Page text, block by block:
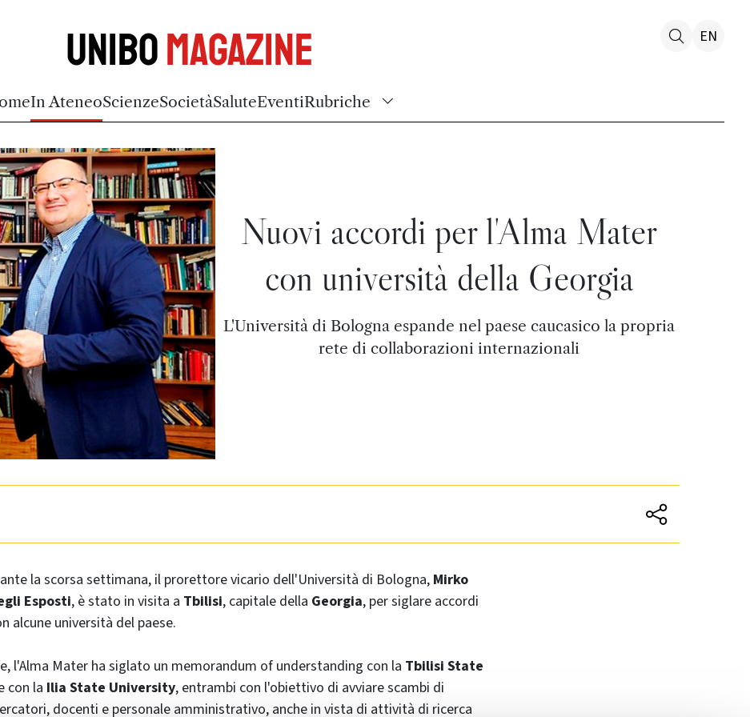
UniboMagazine
In AteneoScienzeSocietàSaluteEventiRubriche
EN
Nuovi accordi per l'Alma Mater
con università della Georgia
L'Università di Bologna espande nel paese caucasico la propria
rete di collaborazioni internazionali
la scorsa settimana, il prorettore vicario dell'Università di Bologna, Mirko
Esposti, è stato in visita a Tbilisi, capitale della Georgia, per siglare accordi
alcune università del paese.
l'Alma Mater ha siglato un memorandum of understanding con la Tbilisi State
con la Ilia State University, entrambi con l'obiettivo di avviare scambi di
docenti e personale amministrativo, anche in vista di attività di ricerca